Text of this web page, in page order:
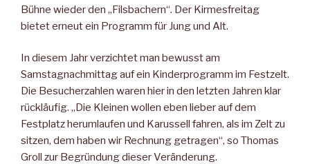
Bühne wieder den „Filsbachern“. Der Kirmesfreitag
bietet erneut ein Programm für Jung und Alt.
In diesem Jahr verzichtet man bewusst am
Samstagnachmittag auf ein Kinderprogramm im Festzelt.
Die Besucherzahlen waren hier in den letzten Jahren klar
rückläufig. „Die Kleinen wollen eben lieber auf dem
Festplatz herumlaufen und Karussell fahren, als im Zelt zu
sitzen, dem haben wir Rechnung getragen“, so Thomas
Groll zur Begründung dieser Veränderung.